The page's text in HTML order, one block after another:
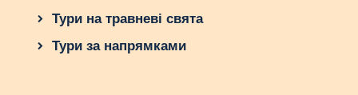
Тури на травневі свята
Тури за напрямками